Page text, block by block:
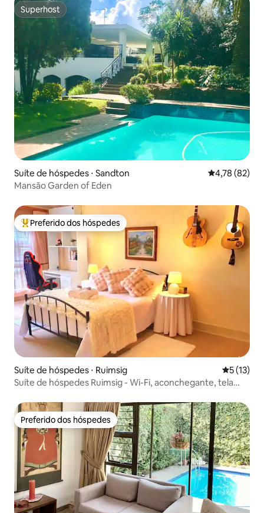
Superhost
Superhost
Suíte de hóspedes ⋅ Sandton 4,78 de uma
4,78 (82)
Mansão Garden of Eden
Entre os melhores preferidos dos hóspedes
Preferido dos hóspedes
Suíte de hóspedes ⋅ Ruimsig 5 de uma
5 (13)
Suíte de hóspedes Ruimsig - Wi-Fi, aconchegante, tela
Preferido dos hóspedes
Preferido dos hóspedes